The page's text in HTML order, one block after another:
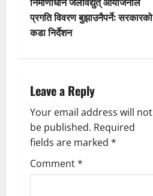
t
v
i
g
a
प्रगति विवरण बुझाउनैपर्ने: सरकारको
कडा निर्देशन
Leave a Reply
Your email address will not
be published. Required
fields are marked *
Comment*